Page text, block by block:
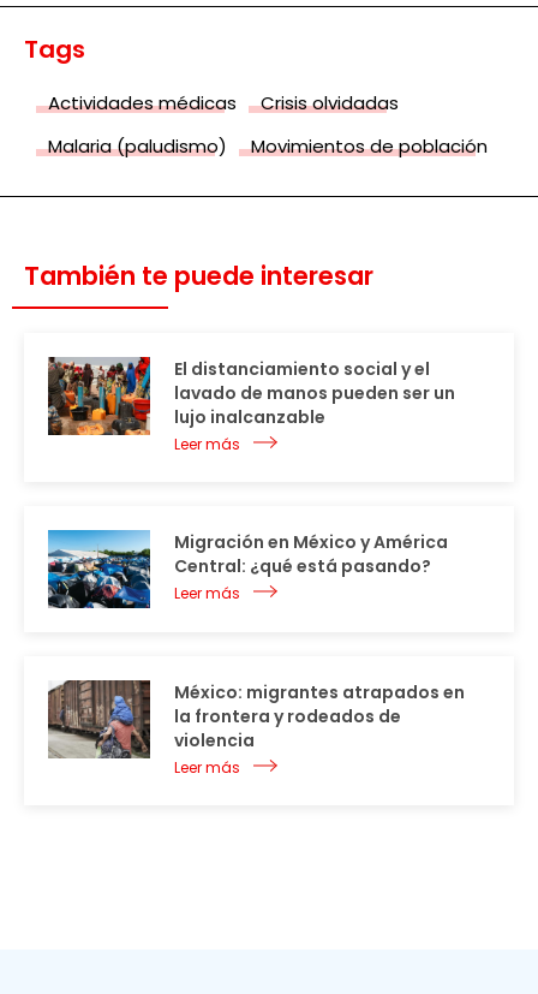
Tags
Actividades médicas
Crisis olvidadas
Malaria (paludismo)
Movimientos de población
También te puede interesar
El distanciamiento social y el
lavado de manos pueden ser un
lujo inalcanzable
Leer más
Migración en México y América
Central: ¿qué está pasando?
Leer más
México: migrantes atrapados en
la frontera y rodeados de
violencia
Leer más